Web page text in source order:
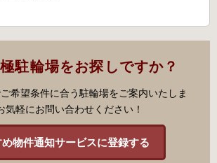
駐輪場をお探しですか？
希望条件に合う駐輪場をご案内いたしま
気軽にお問い合わせください！
め物件通知サービスに登録する